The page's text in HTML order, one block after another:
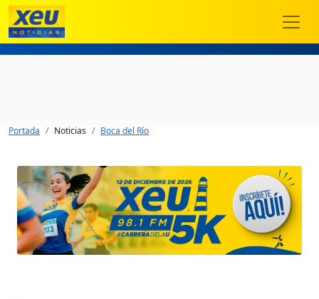
Portada Noticias Boca del Río